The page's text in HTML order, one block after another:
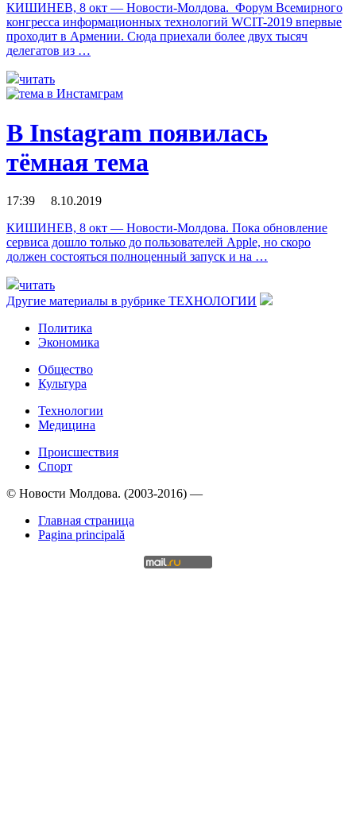
КИШИНЕВ, 8 окт — Новости-Молдова. Форум Всемирного
конгресса информационных технологий WCIT-2019 впервые
проходит в Армении. Сюда приехали более двух тысяч
делегатов из …
читать
В Instagram появилась
тёмная тема
17:39 8.10.2019
КИШИНЕВ, 8 окт — Новости-Молдова. Пока обновление
сервиса дошло только до пользователей Apple, но скоро
должен состояться полноценный запуск и на …
читать
Другие материалы в рубрике ТЕХНОЛОГИИ
Политика
Экономика
Общество
Культура
Технологии
Медицина
Происшествия
Спорт
© Новости Молдова. (2003-2016) —
Главная страница
Pagina principală